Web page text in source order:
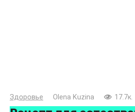
Здоровье Olena Kuzina 17.7к.